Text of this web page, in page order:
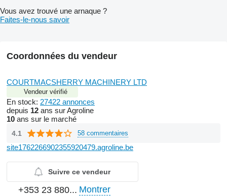
Vous avez trouvé une arnaque ?
Faites-le-nous savoir
Coordonnées du vendeur
COURTMACSHERRY MACHINERY LTD
Vendeur vérifié
En stock: 27422 annonces
depuis 12 ans sur Agroline
10 ans sur le marché
4.1 58 commentaires
site1762266902355920479.agroline.be
Suivre ce vendeur
+353 23 880... Montrer